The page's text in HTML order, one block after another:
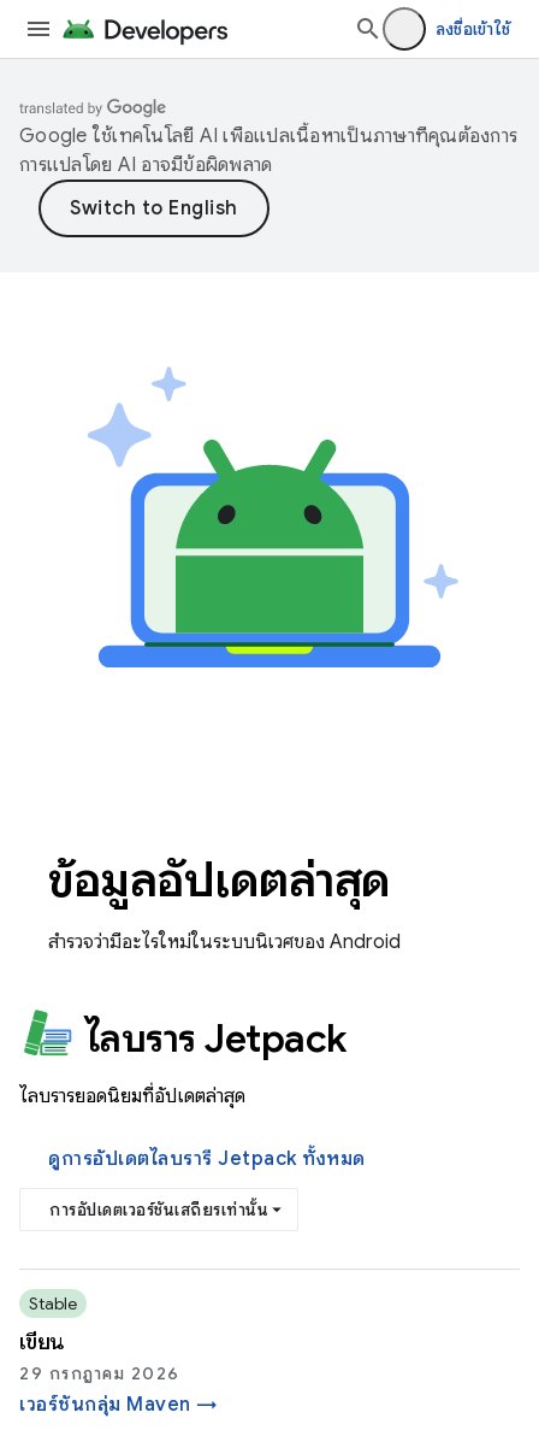
ลงชื่อเข้าใช้
Google ใช้เทคโนโลยี AI เพื่อแปลเนื้อหาเป็นภาษาที่คุณต้องการ
การแปลโดย AI อาจมีข้อผิดพลาด
ข้อมูลอัปเดตล่าสุด
สำรวจว่ามีอะไรใหม่ในระบบนิเวศของ Android
ไลบรารี Jetpack
ไลบรารียอดนิยมที่อัปเดตล่าสุด
ดูการอัปเดตไลบรารี Jetpack ทั้งหมด
การอัปเดตเวอร์ชันเสถียรเท่านั้น
Stable
เขียน
29 กรกฎาคม 2026
เวอร์ชันกลุ่ม Maven →